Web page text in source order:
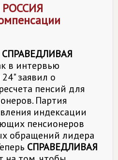
СПРАВЕДЛИВАЯ
в интервью
заявил о
пенсий для
Партия
индексации
пенсионеров
обращений лидера
СПРАВЕДЛИВАЯ